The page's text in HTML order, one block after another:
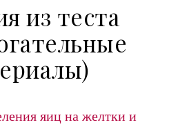
из теста
яиц на желтки и